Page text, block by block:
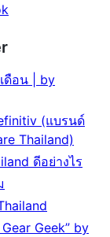
ดือน | by
(แบรนด์
Thailand)
ดีอย่างไร
Geek” by